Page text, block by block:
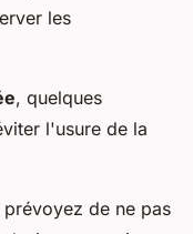
les
, quelques
l'usure de la
de ne pas